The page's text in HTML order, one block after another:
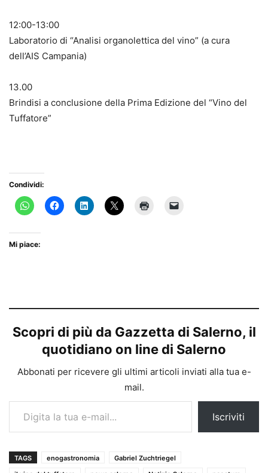
12:00-13:00
Laboratorio di “Analisi organolettica del vino” (a cura
dell’AIS Campania)
13.00
Brindisi a conclusione della Prima Edizione del “Vino del
Tuffatore”
Condividi:
Mi piace:
Scopri di più da Gazzetta di Salerno, il
quotidiano on line di Salerno
Abbonati per ricevere gli ultimi articoli inviati alla tua e-
mail.
Digita la tua e-mail...
Iscriviti
TAGS enogastronomia
Gabriel Zuchtriegel